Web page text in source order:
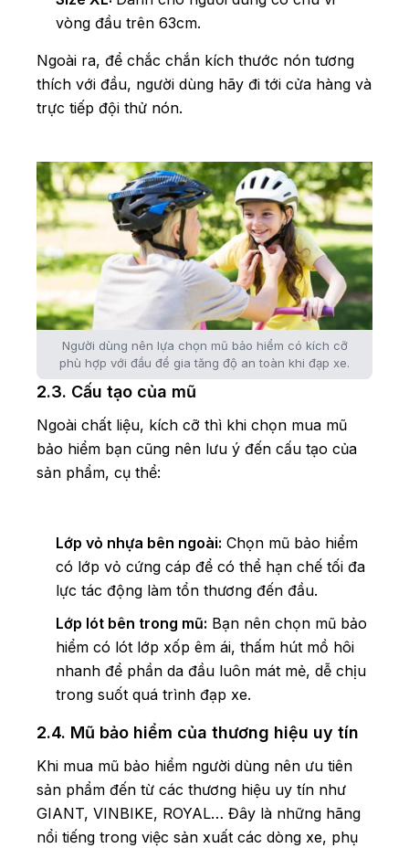
vòng đầu trên 63cm.
Ngoài ra, để chắc chắn kích thước nón tương
thích với đầu, người dùng hãy đi tới cửa hàng và
trực tiếp đội thử nón.
Người dùng nên lựa chọn mũ bảo hiểm có kích cỡ
phù hợp với đầu để gia tăng độ an toàn khi đạp xe.
2.3. Cấu tạo của mũ
Ngoài chất liệu, kích cỡ thì khi chọn mua mũ
bảo hiểm bạn cũng nên lưu ý đến cấu tạo của
sản phẩm, cụ thể:
Lớp vỏ nhựa bên ngoài: Chọn mũ bảo hiểm
có lớp vỏ cứng cáp để có thể hạn chế tối đa
lực tác động làm tổn thương đến đầu.
Lớp lót bên trong mũ: Bạn nên chọn mũ bảo
hiểm có lót lớp xốp êm ái, thấm hút mồ hôi
nhanh để phần da đầu luôn mát mẻ, dễ chịu
trong suốt quá trình đạp xe.
2.4. Mũ bảo hiểm của thương hiệu uy tín
Khi mua mũ bảo hiểm người dùng nên ưu tiên
sản phẩm đến từ các thương hiệu uy tín như
GIANT, VINBIKE, ROYAL… Đây là những hãng
nổi tiếng trong việc sản xuất các dòng xe, phụ